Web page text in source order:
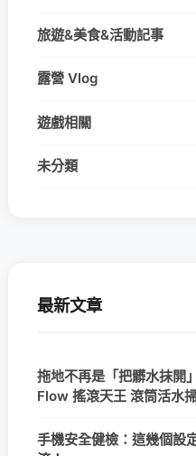
旅遊&美食&活動記事
露營 Vlog
遊戲相關
未分類
最新文章
拖地不再是「把髒水抹開
Flow 搖滾天王 滾筒活水
手機安全健檢：這幾個設